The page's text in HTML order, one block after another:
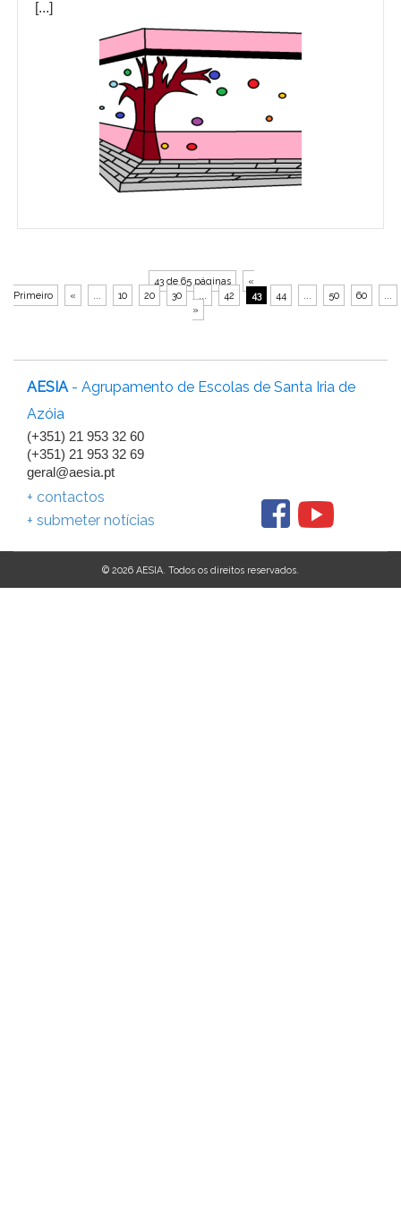
[...]
43 de 65 páginas
«
Primeiro
« 10 20 30 42 43 44 50 60
»
AESIA- Agrupamento de Escolas de Santa Iria de
Azóia
(+351) 21 953 32 60
(+351) 21 953 32 69
geral@aesia.pt
+ contactos
+ submeter notícias
© 2026 AESIA. Todos os direitos reservados.